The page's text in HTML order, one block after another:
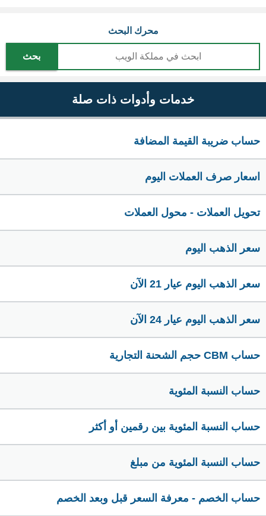
محرك البحث
بحث
خدمات وأدوات ذات صلة
حساب ضريبة القيمة المضافة
اسعار صرف العملات اليوم
تحويل العملات - محول العملات
سعر الذهب اليوم
سعر الذهب اليوم عيار 21 الآن
سعر الذهب اليوم عيار 24 الآن
حساب CBM حجم الشحنة التجارية
حساب النسبة المئوية
حساب النسبة المئوية بين رقمين أو أكثر
حساب النسبة المئوية من مبلغ
حساب الخصم - معرفة السعر قبل وبعد الخصم